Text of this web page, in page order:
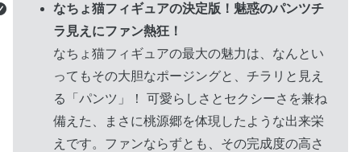
なちょ猫フィギュアの決定版！魅惑のパンツチ
ラ見えにファン熱狂！
なちょ猫フィギュアの最大の魅力は、なんとい
ってもその大胆なポージングと、チラリと見え
る「パンツ」！ 可愛らしさとセクシーさを兼ね
備えた、まさに桃源郷を体現したような出来栄
えです。ファンならずとも、その完成度の高さ